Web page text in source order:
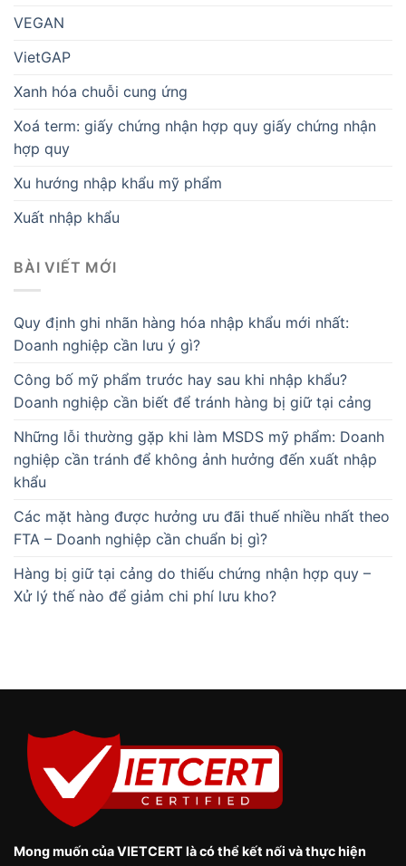
VEGAN
VietGAP
Xanh hóa chuỗi cung ứng
Xoá term: giấy chứng nhận hợp quy giấy chứng nhận
hợp quy
Xu hướng nhập khẩu mỹ phẩm
Xuất nhập khẩu
BÀI VIẾT MỚI
Quy định ghi nhãn hàng hóa nhập khẩu mới nhất:
Doanh nghiệp cần lưu ý gì?
Công bố mỹ phẩm trước hay sau khi nhập khẩu?
Doanh nghiệp cần biết để tránh hàng bị giữ tại cảng
Những lỗi thường gặp khi làm MSDS mỹ phẩm: Doanh
nghiệp cần tránh để không ảnh hưởng đến xuất nhập
khẩu
Các mặt hàng được hưởng ưu đãi thuế nhiều nhất theo
FTA – Doanh nghiệp cần chuẩn bị gì?
Hàng bị giữ tại cảng do thiếu chứng nhận hợp quy –
Xử lý thế nào để giảm chi phí lưu kho?
Mong muốn của VIETCERT là có thể kết nối và thực hiện